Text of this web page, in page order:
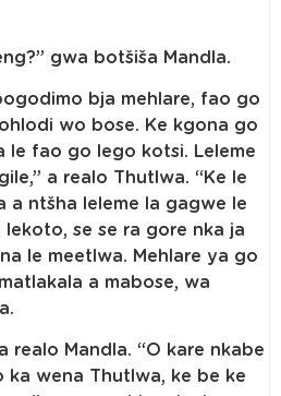
gwa botšiša Mandla.
bja mehlare, fao go
wo bose. Ke kgona go
le fao go lego kotsi. Leleme
a realo Thutlwa. “Ke le
a ntšha leleme la gagwe le
lekoto, se se ra gore nka ja
le meetlwa. Mehlare ya go
a mabose, wa
Mandla. “O kare nkabe
ka wena Thutlwa, ke be ke